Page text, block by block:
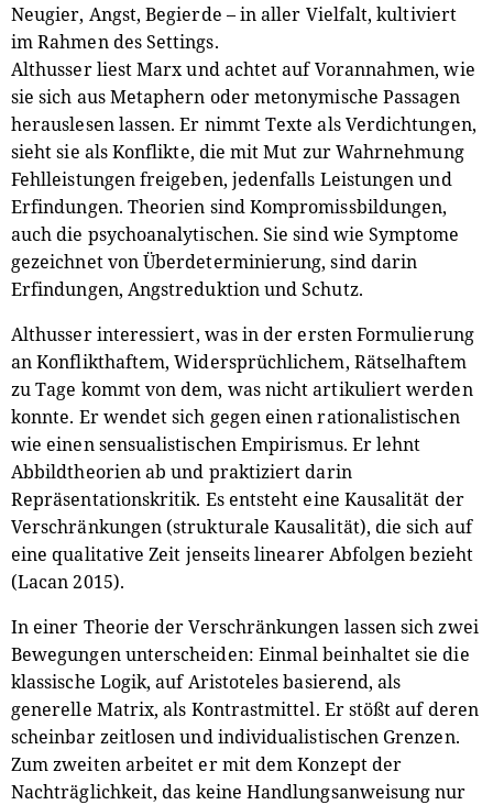
Neugier, Angst, Begierde – in aller Vielfalt, kultiviert
im Rahmen des Settings.
Althusser liest Marx und achtet auf Vorannahmen, wie
sie sich aus Metaphern oder metonymische Passagen
herauslesen lassen. Er nimmt Texte als Verdichtungen,
sieht sie als Konflikte, die mit Mut zur Wahrnehmung
Fehlleistungen freigeben, jedenfalls Leistungen und
Erfindungen. Theorien sind Kompromissbildungen,
auch die psychoanalytischen. Sie sind wie Symptome
gezeichnet von Überdeterminierung, sind darin
Erfindungen, Angstreduktion und Schutz.
Althusser interessiert, was in der ersten Formulierung
an Konflikthaftem, Widersprüchlichem, Rätselhaftem
zu Tage kommt von dem, was nicht artikuliert werden
konnte. Er wendet sich gegen einen rationalistischen
wie einen sensualistischen Empirismus. Er lehnt
Abbildtheorien ab und praktiziert darin
Repräsentationskritik. Es entsteht eine Kausalität der
Verschränkungen (strukturale Kausalität), die sich auf
eine qualitative Zeit jenseits linearer Abfolgen bezieht
(Lacan 2015).
In einer Theorie der Verschränkungen lassen sich zwei
Bewegungen unterscheiden: Einmal beinhaltet sie die
klassische Logik, auf Aristoteles basierend, als
generelle Matrix, als Kontrastmittel. Er stößt auf deren
scheinbar zeitlosen und individualistischen Grenzen.
Zum zweiten arbeitet er mit dem Konzept der
Nachträglichkeit, das keine Handlungsanweisung nur